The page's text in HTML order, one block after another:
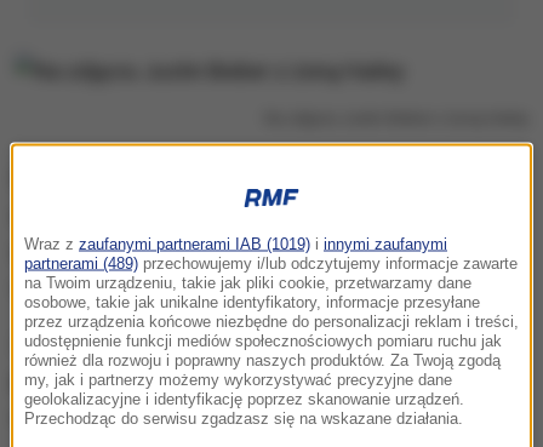
odwołał dwa koncerty w Toronto, kolejne są w
zawieszeniu. Nie wiadomo więc, czy gwiazda pop
wystąpi latem w Europie.
28-letni piosenkarz powiadomił swoich fanów, że
powodem odwołania koncertów jest postępująca
choroba. Nie napisał, o jaką konkretnie chodzi.
Wraz z zaufanymi partnerami IAB (1019) i innymi zaufanymi
partnerami (489) przechowujemy i/lub odczytujemy informacje zawarte
na Twoim urządzeniu, takie jak pliki cookie, przetwarzamy dane
osobowe, takie jak unikalne identyfikatory, informacje przesyłane
przez urządzenia końcowe niezbędne do personalizacji reklam i treści,
udostępnienie funkcji mediów społecznościowych pomiaru ruchu jak
również dla rozwoju i poprawny naszych produktów. Za Twoją zgodą
my, jak i partnerzy możemy wykorzystywać precyzyjne dane
geolokalizacyjne i identyfikację poprzez skanowanie urządzeń.
Przechodząc do serwisu zgadzasz się na wskazane działania.